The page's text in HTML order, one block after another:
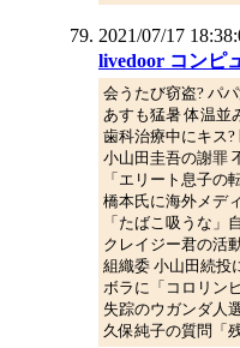
2021/07/17
livedoor コンピ
会うたび窃盗? パ
あすも猛暑 体温並
歯科治療中にキス?
小山田圭吾の謝罪
「エリート息子の
橋本氏に海外メデ
「たばこ吸うな」
クレイジー君の活
組織委 小山田続投
ボラに「コロリン
失踪のウガンダ人
久保純子の質問「